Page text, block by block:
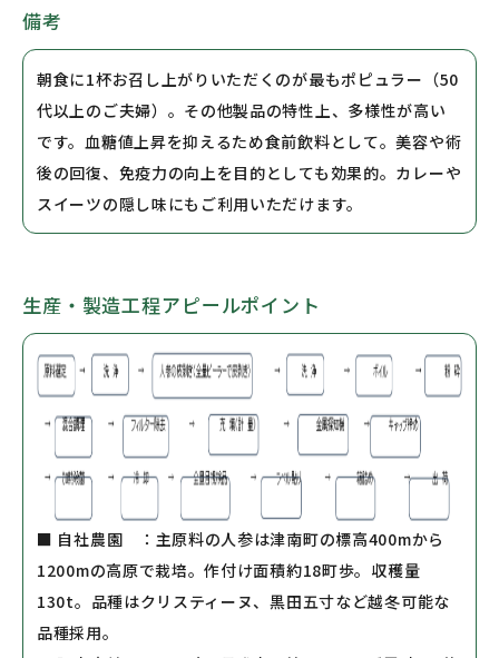
備考
朝食に1杯お召し上がりいただくのが最もポピュラー（50
代以上のご夫婦）。その他製品の特性上、多様性が高い
です。血糖値上昇を抑えるため食前飲料として。美容や術
後の回復、免疫力の向上を目的としても効果的。カレーや
スイーツの隠し味にもご利用いただけます。
生産・製造工程アピールポイント
■ 自社農園 ：主原料の人参は津南町の標高400mから
1200mの高原で栽培。作付け面積約18町歩。収穫量
130t。品種はクリスティーヌ、黒田五寸など越冬可能な
品種採用。